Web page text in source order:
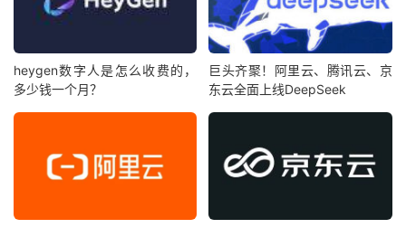
heygen数字人是怎么收费的，
多少钱一个月？
巨头齐聚！阿里云、腾讯云、京
东云全面上线DeepSeek